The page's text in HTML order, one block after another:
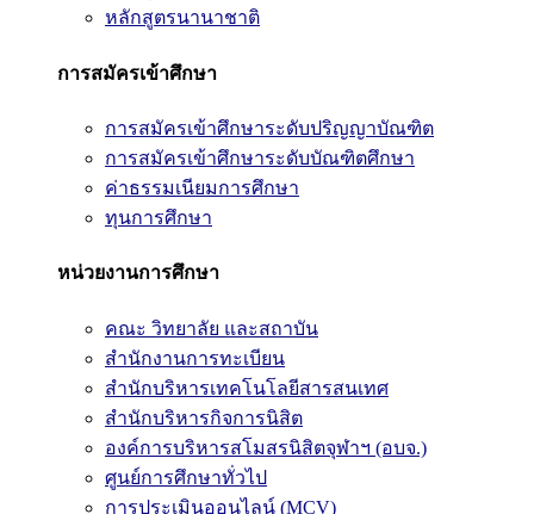
หลักสูตรนานาชาติ
การสมัครเข้าศึกษา
การสมัครเข้าศึกษาระดับปริญญาบัณฑิต
การสมัครเข้าศึกษาระดับบัณฑิตศึกษา
ค่าธรรมเนียมการศึกษา
ทุนการศึกษา
หน่วยงานการศึกษา
คณะ วิทยาลัย และสถาบัน
สำนักงานการทะเบียน
สำนักบริหารเทคโนโลยีสารสนเทศ
สำนักบริหารกิจการนิสิต
องค์การบริหารสโมสรนิสิตจุฬาฯ (อบจ.)
ศูนย์การศึกษาทั่วไป
การประเมินออนไลน์ (MCV)